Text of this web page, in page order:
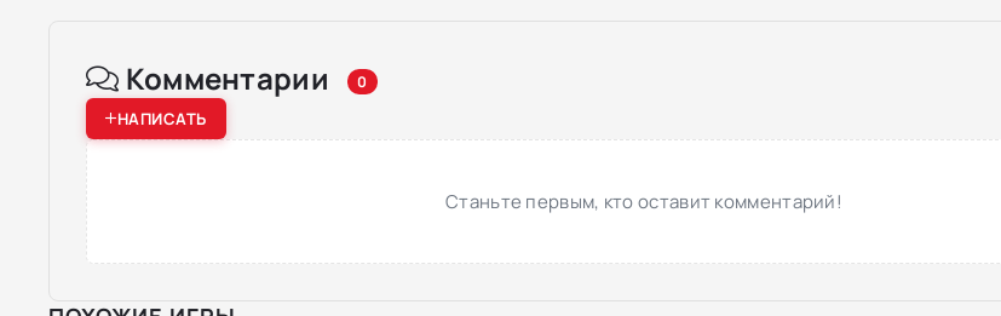
Комментарии 0
НАПИСАТЬ
Станьте первым, кто оставит комментарий!